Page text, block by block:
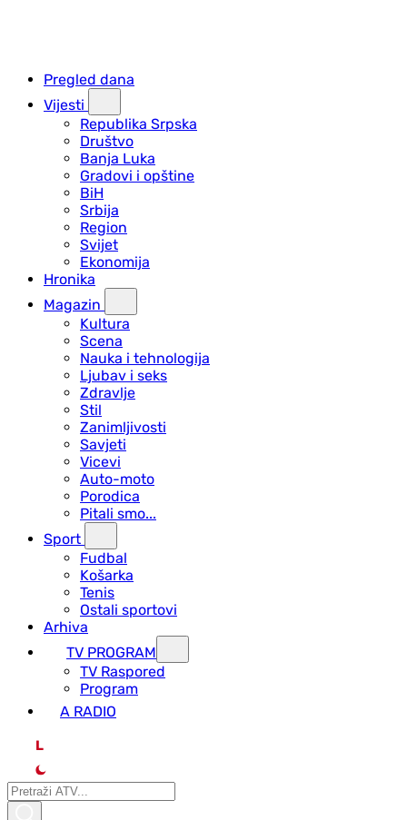
Pregled dana
Vijesti
Republika Srpska
Društvo
Banja Luka
Gradovi i opštine
BiH
Srbija
Region
Svijet
Ekonomija
Hronika
Magazin
Kultura
Scena
Nauka i tehnologija
Ljubav i seks
Zdravlje
Stil
Zanimljivosti
Savjeti
Vicevi
Auto-moto
Porodica
Pitali smo...
Sport
Fudbal
Košarka
Tenis
Ostali sportovi
Arhiva
TV PROGRAM
ТV Raspored
Program
A RADIO
L